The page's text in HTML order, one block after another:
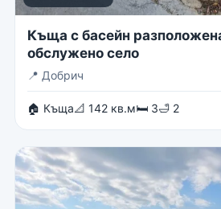
Къща с басейн
обслужено село
📍 Добрич
🏠 Къща📐 142 кв.м🛏 3🛁 2